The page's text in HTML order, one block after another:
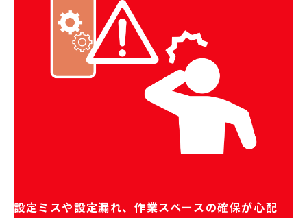
設定ミスや設定漏れ、作業スペースの確保が心配